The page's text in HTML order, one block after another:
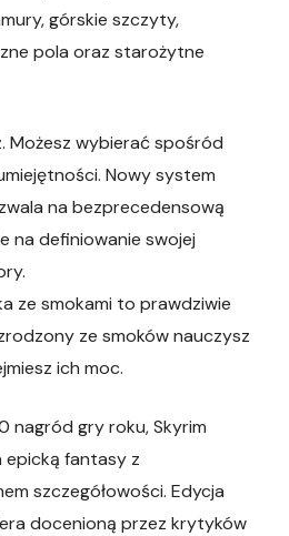
górskie szczyty,
pola oraz starożytne
Możesz wybierać spośród
Nowy system
na bezprecedensową
na definiowanie swojej
ze smokami to prawdziwie
ze smoków nauczysz
ich moc.
nagród gry roku, Skyrim
epicką fantasy z
szczegółowości. Edycja
docenioną przez krytyków